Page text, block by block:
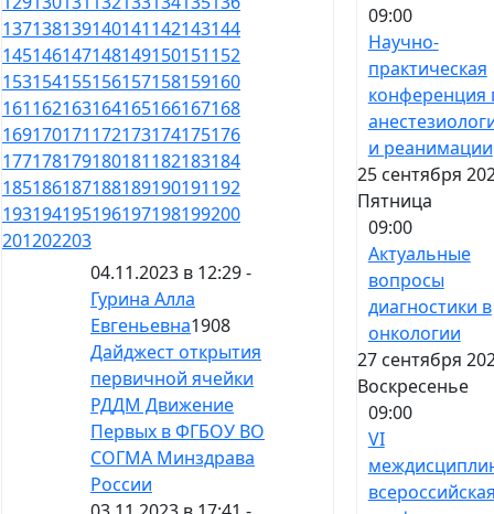
137138139140141142143144
145146147148149150151152
153154155156157158159160
161162163164165166167168
169170171172173174175176
177178179180181182183184
185186187188189190191192
193194195196197198199200
201202203
04.11.2023 в 12:29 -
Гурина Алла
Евгеньевна1908
Дайджест открытия
первичной ячейки
РДДМ Движение
Первых в ФГБОУ ВО
СОГМА Минздрава
России
09:00
Научно-
практическая
конференция
и реанимации
25 сентября
Пятница
09:00
Актуальные
вопросы
диагностики в
онкологии
27 сентября
Воскресенье
09:00
VI